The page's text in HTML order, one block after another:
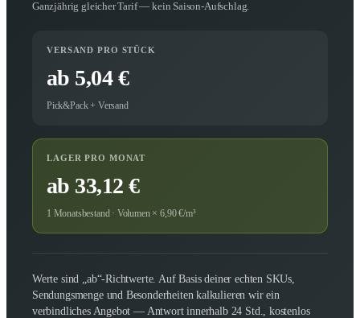
Ganzjährig gleicher Tarif — kein Saison-Aufschlag.
VERSAND PRO STÜCK
ab 5,04 €
Pick&Pack + Versand
LAGER PRO MONAT
ab 33,12 €
1 Monatsbestand · Volumen × 6,90 €/m³
Werte sind „ab“-Richtwerte. Auf Basis deiner echten SKUs,
Sendungsmenge und Besonderheiten kalkulieren wir ein
verbindliches Angebot — Antwort innerhalb 24 Std., kostenlos